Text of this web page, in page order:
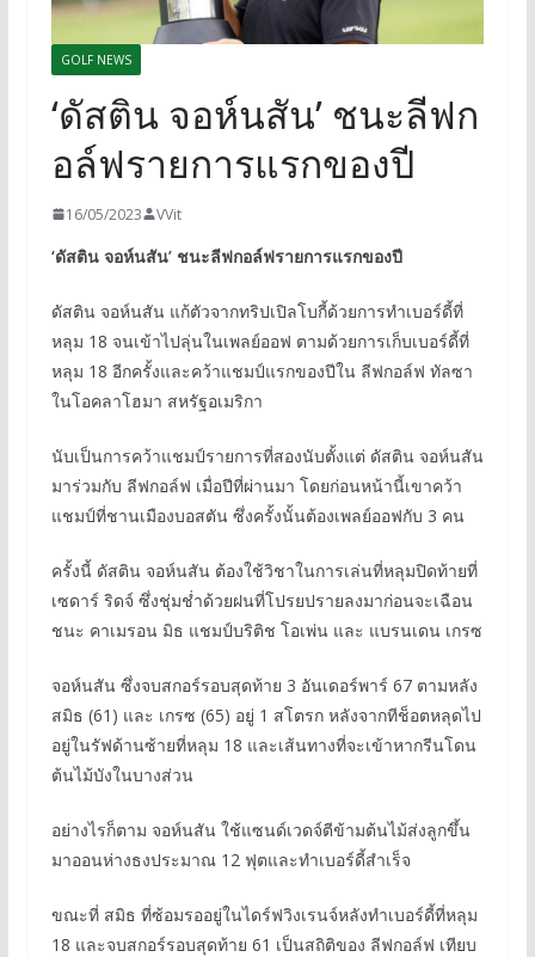
GOLF NEWS
‘ดัสติน จอห์นสัน’ ชนะลีฟก
อล์ฟรายการแรกของปี
16/05/2023 VVit
‘ดัสติน จอห์นสัน’ ชนะลีฟกอล์ฟรายการแรกของปี
ดัสติน จอห์นสัน แก้ตัวจากทริปเปิลโบกี้ด้วยการทำเบอร์ดี้ที่
หลุม 18 จนเข้าไปลุ่นในเพลย์ออฟ ตามด้วยการเก็บเบอร์ดี้ที่
หลุม 18 อีกครั้งและคว้าแชมป์แรกของปีใน ลีฟกอล์ฟ ทัลซา
ในโอคลาโฮมา สหรัฐอเมริกา
นับเป็นการคว้าแชมป์รายการที่สองนับตั้งแต่ ดัสติน จอห์นสัน
มาร่วมกับ ลีฟกอล์ฟ เมื่อปีที่ผ่านมา โดยก่อนหน้านี้เขาคว้า
แชมป์ที่ชานเมืองบอสตัน ซึ่งครั้งนั้นต้องเพลย์ออฟกับ 3 คน
ครั้งนี้ ดัสติน จอห์นสัน ต้องใช้วิชาในการเล่นที่หลุมปิดท้ายที่
เซดาร์ ริดจ์ ซึ่งชุ่มช่ำด้วยฝนที่โปรยปรายลงมาก่อนจะเฉือน
ชนะ คาเมรอน มิธ แชมป์บริติช โอเพ่น และ แบรนเดน เกรซ
จอห์นสัน ซึ่งจบสกอร์รอบสุดท้าย 3 อันเดอร์พาร์ 67 ตามหลัง
สมิธ (61) และ เกรซ (65) อยู่ 1 สโตรก หลังจากทีช็อตหลุดไป
อยู่ในรัฟด้านซ้ายที่หลุม 18 และเส้นทางที่จะเข้าหากรีนโดน
ต้นไม้บังในบางส่วน
อย่างไรก็ตาม จอห์นสัน ใช้แซนด์เวดจ์ตีข้ามต้นไม้ส่งลูกขึ้น
มาออนห่างธงประมาณ 12 ฟุตและทำเบอร์ดี้สำเร็จ
ขณะที่ สมิธ ที่ซ้อมรออยู่ในไดร์ฟวิงเรนจ์หลังทำเบอร์ดี้ที่หลุม
18 และจบสกอร์รอบสุดท้าย 61 เป็นสถิติของ ลีฟกอล์ฟ เทียบ